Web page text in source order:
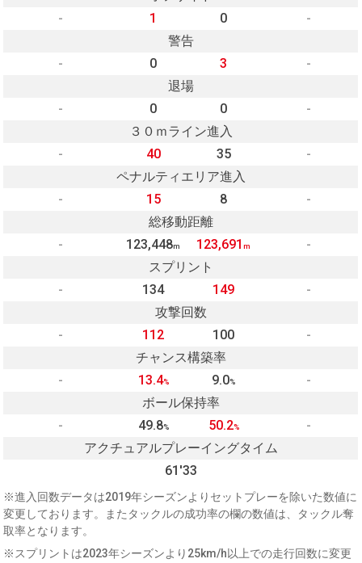
-
1 0
-
警告
-
0 3
-
退場
-
0 0
-
３０ｍライン進入
-
40 35
-
ペナルティエリア進入
-
15 8
-
総移動距離
-
123,448m 123,691m
-
スプリント
-
134 149
-
攻撃回数
-
112 100
-
チャンス構築率
-
13.4% 9.0%
-
ボール保持率
-
49.8% 50.2%
-
アクチュアルプレーイングタイム
61'33
※進入回数データは2019年シーズンよりセットプレーを除いた数値に
変更しております。またタックルの成功率の欄の数値は、タックル奪
取率となります。
※スプリントは2023年シーズンより25km/h以上での走行回数に変更